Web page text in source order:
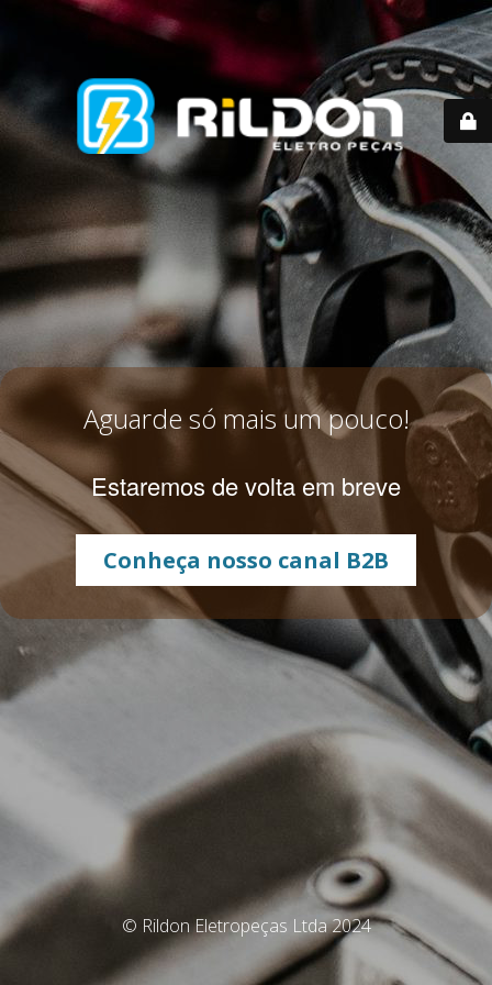
Aguarde só mais um pouco!
Estaremos de volta em breve
Conheça nosso canal B2B
© Rildon Eletropeças Ltda 2024